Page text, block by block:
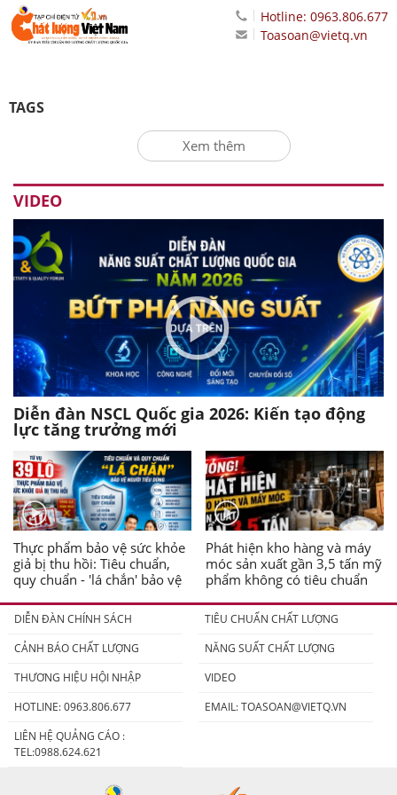
Hotline: 0963.806.677
Toasoan@vietq.vn
TAGS
Xem thêm
VIDEO
Diễn đàn NSCL Quốc gia 2026: Kiến tạo động
lực tăng trưởng mới
Thực phẩm bảo vệ sức khỏe
giả bị thu hồi: Tiêu chuẩn,
quy chuẩn - 'lá chắn' bảo vệ
Phát hiện kho hàng và máy
móc sản xuất gần 3,5 tấn mỹ
phẩm không có tiêu chuẩn
DIỄN ĐÀN CHÍNH SÁCH
TIÊU CHUẨN CHẤT LƯỢNG
CẢNH BÁO CHẤT LƯỢNG
NĂNG SUẤT CHẤT LƯỢNG
THƯƠNG HIỆU HỘI NHẬP
VIDEO
HOTLINE: 0963.806.677
EMAIL:TOASOAN@VIETQ.VN
LIÊN HỆ QUẢNG CÁO :
TEL:0988.624.621